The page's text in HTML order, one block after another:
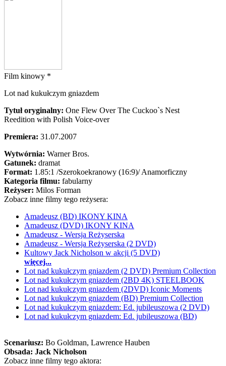
Film kinowy *
Lot nad kukułczym gniazdem
Tytuł oryginalny: One Flew Over The Cuckoo`s Nest
Reedition with Polish Voice-over
Premiera: 31.07.2007
Wytwórnia: Warner Bros.
Gatunek: dramat
Format: 1.85:1 /Szerokoekranowy (16:9)/Anamorficzny
Kategoria filmu: fabularny
Reżyser: Milos Forman
Zobacz inne filmy tego reżysera:
Amadeusz (BD) IKONY KINA
Amadeusz (DVD) IKONY KINA
Amadeusz - Wersja Reżyserska
Amadeusz - Wersja Reżyserska (2 DVD)
Kultowy Jack Nicholson w akcji (5 DVD)
więcej...
Lot nad kukułczym gniazdem (2 DVD) Premium Collection
Lot nad kukułczym gniazdem (2BD 4K) STEELBOOK
Lot nad kukułczym gniazdem (2DVD) Iconic Moments
Lot nad kukułczym gniazdem (BD) Premium Collection
Lot nad kukułczym gniazdem: Ed. jubileuszowa (2 DVD)
Lot nad kukułczym gniazdem: Ed. jubileuszowa (BD)
Scenariusz: Bo Goldman, Lawrence Hauben
Obsada: Jack Nicholson
Zobacz inne filmy tego aktora: